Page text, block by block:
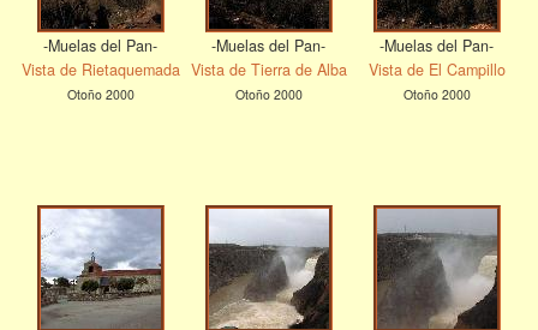
-Muelas del Pan-
Vista de Rietaquemada
Otoño 2000
-Muelas del Pan-
Vista de Tierra de Alba
Otoño 2000
-Muelas del Pan-
Vista de El Campillo
Otoño 2000